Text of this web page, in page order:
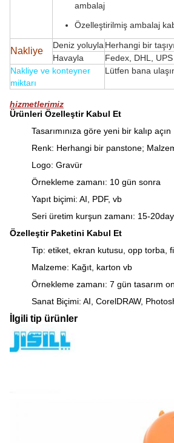
ambalaj
Özelleştirilmiş ambalaj
Nakliye
Deniz yoluyla Herhangi bir
Havayla
Fedex, DHL,
Nakliye ve konteyner
miktarı
Lütfen bana
hizmetlerimiz
Ürünleri Özelleştir Kabul Et
Tasarımınıza göre yeni bir kalıp açın
Renk: Herhangi bir panstone;
Logo: Gravür
Örnekleme zamanı: 10 gün sonra
Yapıt biçimi: AI, PDF, vb
Seri üretim kurşun zamanı: 15-
Özelleştir Paketini Kabul Et
Tip: etiket, ekran kutusu, opp torba,
Malzeme: Kağıt, karton vb
Örnekleme zamanı: 7 gün tasarım
Sanat Biçimi: AI, CorelDRAW,
İlgili tip ürünler